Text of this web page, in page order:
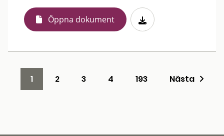
Öppna dokument
1 2 3 4 193 Nästa